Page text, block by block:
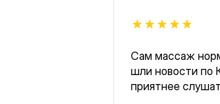
Сам массаж
шли новости по
приятнее